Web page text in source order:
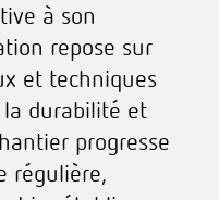
à son
repose sur
et techniques
la durabilité et
progresse
régulière,